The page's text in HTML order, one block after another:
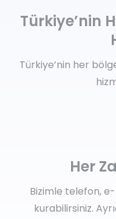
Türkiye’nin
Türkiye’nin her
Her
Bizimle telefon,
kurabilirsiniz.